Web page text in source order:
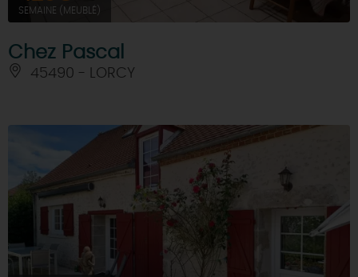
SEMAINE (MEUBLÉ)
Chez Pascal
45490 - LORCY